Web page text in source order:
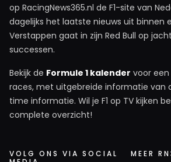
op RacingNews365.nl de F1-site van
dagelijks het laatste nieuws uit binnen
Verstappen gaat in zijn Red Bull op
successen.
Bekijk de Formule 1 kalender voor
races, met uitgebreide informatie van
time informatie. Wil je F1 op TV kijken
complete overzicht!
VOLG ONS VIA SOCIAL
MEER